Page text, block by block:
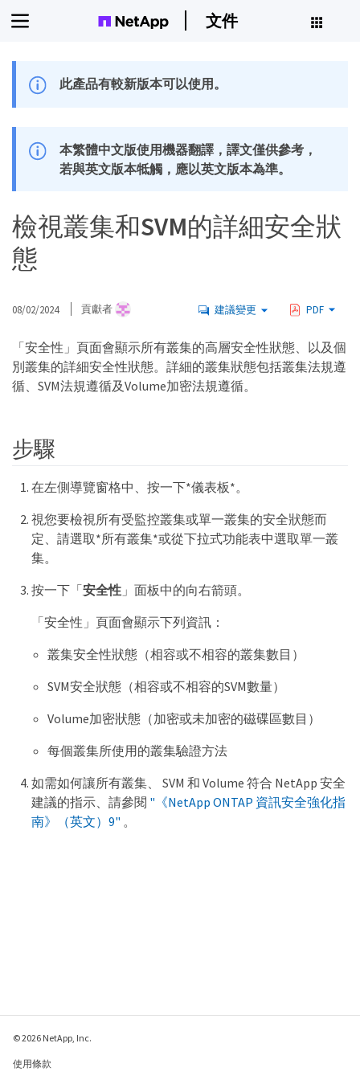
文件
此產品有較新版本可以使用。
本繁體中文版使用機器翻譯，譯文僅供參考，
若與英文版本牴觸，應以英文版本為準。
檢視叢集和SVM的詳細安全狀
態
08/02/2024 貢獻者 建議變更 PDF
「安全性」頁面會顯示所有叢集的高層安全性狀態、以及個
別叢集的詳細安全性狀態。詳細的叢集狀態包括叢集法規遵
循、SVM法規遵循及Volume加密法規遵循。
步驟
在左側導覽窗格中、按一下*儀表板*。
視您要檢視所有受監控叢集或單一叢集的安全狀態而
定、請選取*所有叢集*或從下拉式功能表中選取單一叢
集。
按一下「安全性」面板中的向右箭頭。
「安全性」頁面會顯示下列資訊：
叢集安全性狀態（相容或不相容的叢集數目）
SVM安全狀態（相容或不相容的SVM數量）
Volume加密狀態（加密或未加密的磁碟區數目）
每個叢集所使用的叢集驗證方法
如需如何讓所有叢集、 SVM 和 Volume 符合 NetApp 安全
建議的指示、請參閱 "《NetApp ONTAP 資訊安全強化指
南》（英文）9" 。
© 2026 NetApp, Inc.
使用條款